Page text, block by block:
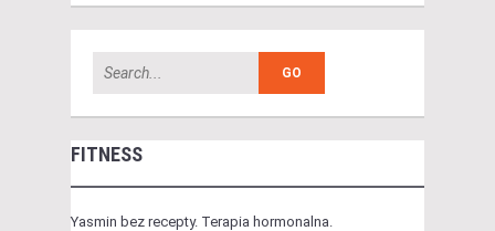
FITNESS
Yasmin bez recepty. Terapia hormonalna.